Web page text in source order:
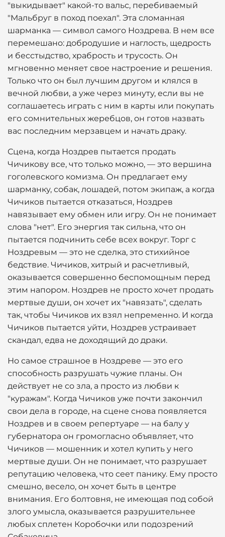
"выкидывает" какой-то вальс, перебиваемый
"Мальбруг в поход поехал". Эта сломанная
шарманка — символ самого Ноздрева. В нем все
перемешано: добродушие и наглость, щедрость
и бесстыдство, храбрость и трусость. Он
мгновенно меняет свое настроение и решения.
Только что он был лучшим другом и клялся в
вечной любви, а уже через минуту, если вы не
соглашаетесь играть с ним в карты или покупать
его сомнительных жеребцов, он готов назвать
вас последним мерзавцем и начать драку.
Сцена, когда Ноздрев пытается продать
Чичикову все, что только можно, — это вершина
гоголевского комизма. Он предлагает ему
шарманку, собак, лошадей, потом экипаж, а когда
Чичиков пытается отказаться, Ноздрев
навязывает ему обмен или игру. Он не понимает
слова "нет". Его энергия так сильна, что он
пытается подчинить себе всех вокруг. Торг с
Ноздревым — это не сделка, это стихийное
бедствие. Чичиков, хитрый и расчетливый,
оказывается совершенно беспомощным перед
этим напором. Ноздрев не просто хочет продать
мертвые души, он хочет их "навязать", сделать
так, чтобы Чичиков их взял непременно. И когда
Чичиков пытается уйти, Ноздрев устраивает
скандал, едва не доходящий до драки.
Но самое страшное в Ноздреве — это его
способность разрушать чужие планы. Он
действует не со зла, а просто из любви к
"куражам". Когда Чичиков уже почти закончил
свои дела в городе, на сцене снова появляется
Ноздрев и в своем репертуаре — на балу у
губернатора он громогласно объявляет, что
Чичиков — мошенник и хотел купить у него
мертвые души. Он не понимает, что разрушает
репутацию человека, что сеет панику. Ему просто
смешно, весело, он хочет быть в центре
внимания. Его болтовня, не имеющая под собой
злого умысла, оказывается разрушительнее
любых сплетен Коробочки или подозрений